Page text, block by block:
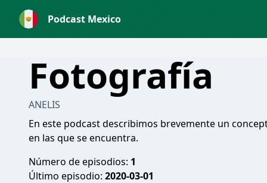
Podcast Mexico
Fotografía
ANELIS
En este podcast describimos brevemente un
en las que se encuentra.
Número de episodios: 1
Último episodio: 2020-03-01